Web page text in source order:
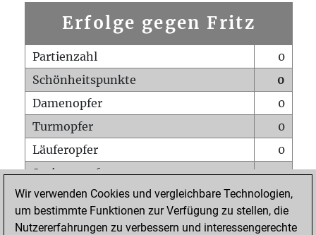
Erfolge gegen Fritz
Partienzahl
0
Schönheitspunkte
0
Damenopfer
0
Turmopfer
0
Läuferopfer
0
Springeropfer
0
Bauernopfer
0
Matt auf vollem Brett
0
Wir verwenden Cookies und vergleichbare Technologien,
um bestimmte Funktionen zur Verfügung zu stellen, die
Nutzererfahrungen zu verbessern und interessengerechte